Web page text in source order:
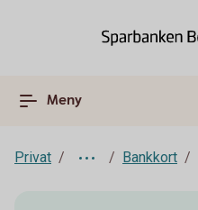
Meny
Privat Bankkort